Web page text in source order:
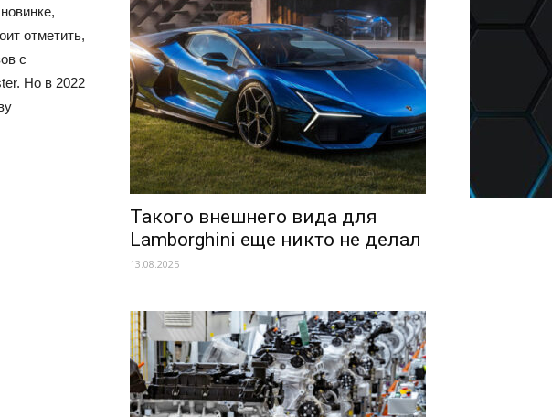
отметить,
с
Но в 2022
Такого внешнего вида для
Lamborghini еще никто не делал
13.08.2025